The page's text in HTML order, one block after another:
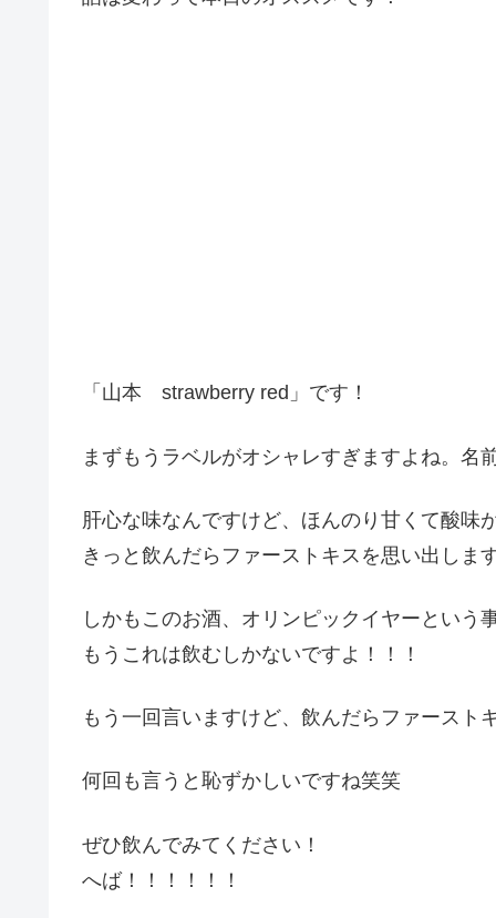
「山本 strawberry red」です！
まずもうラベルがオシャレすぎますよね。
肝心な味なんですけど、ほんのり甘くて酸味
きっと飲んだらファーストキスを思い出しま
しかもこのお酒、オリンピックイヤーという
もうこれは飲むしかないですよ！！！
もう一回言いますけど、飲んだらファースト
何回も言うと恥ずかしいですね笑笑
ぜひ飲んでみてください！
へば！！！！！！